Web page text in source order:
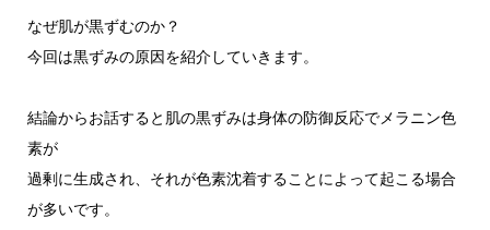
なぜ肌が黒ずむのか？
今回は黒ずみの原因を紹介していきます。
結論からお話すると肌の黒ずみは身体の防御反応でメラニン色
素が
過剰に生成され、それが色素沈着することによって起こる場合
が多いです。